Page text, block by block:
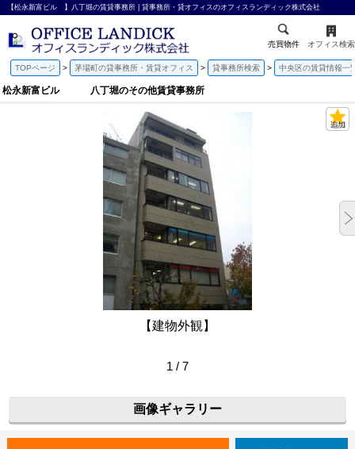
【松永新富ビル 】八丁堀の賃貸事務所 | 貸事務所・貸オフィスのオフィスランディック株式会社
売買物件 オフィス検索
TOPページ 茅場町の貸事務所・賃貸オフィス 貸事務所検索 中央区の賃貸情報一
松永新富ビル 八丁堀のその他賃貸事務所
【建物外観】
1 / 7
画像ギャラリー